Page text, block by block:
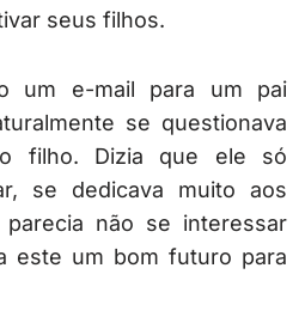
seus filhos.
um e-mail para um pai
se questionava
filho. Dizia que ele só
se dedicava muito aos
não se interessar
este um bom futuro para